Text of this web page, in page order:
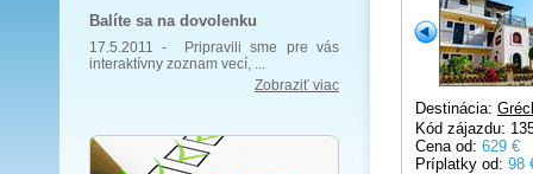
Destinácia:
Kód zájazdu:
Cena od: 629 €
Príplatky od: 98
Balíte sa na dovolenku
17.5.2011 - Pripravili sme pre vás
interaktívny zoznam vecí, ...
Zobraziť viac